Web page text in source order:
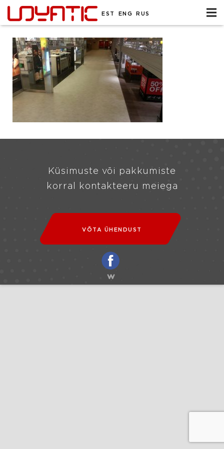
EST ENG RUS
Küsimuste või pakkumiste
korral kontakteeru meiega
VÕTA ÜHENDUST